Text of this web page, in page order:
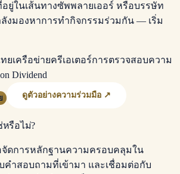
ยู่ในเส้นทางซัพพลายเออร์ หรือบรรษัท
งมองหาการทำกิจกรรมร่วมกัน — เริ่ม
ยเครือข่ายครีเอเตอร์การตรวจสอบความ
Dividend
ดูตัวอย่างความร่วมมือ ↗
รือไม่?
จัดการหลักฐานความครอบคลุมใน
คำสอบถามที่เข้ามา และเชื่อมต่อกับ